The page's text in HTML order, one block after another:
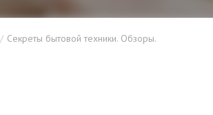
Секреты бытовой техники. Обзоры.